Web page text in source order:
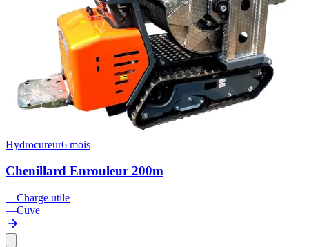
Hydrocureur6 mois
Chenillard Enrouleur 200m
—Charge utile
—Cuve